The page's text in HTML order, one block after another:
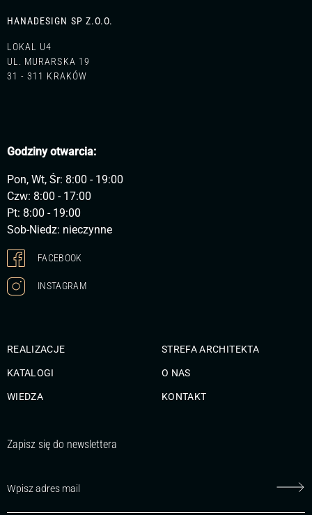
HANADESIGN SP Z.O.O.
LOKAL U4
UL. MURARSKA 19
31 - 311 KRAKÓW
Godziny otwarcia:
Pon, Wt, Śr: 8:00 - 19:00
Czw: 8:00 - 17:00
Pt: 8:00 - 19:00
Sob-Niedz: nieczynne
FACEBOOK
INSTAGRAM
REALIZACJE
KATALOGI
WIEDZA
STREFA ARCHITEKTA
O NAS
KONTAKT
Zapisz się do newslettera